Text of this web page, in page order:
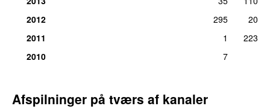
2012
295
20
2011
1
223
2010
7
Afspilninger på tværs af kanaler